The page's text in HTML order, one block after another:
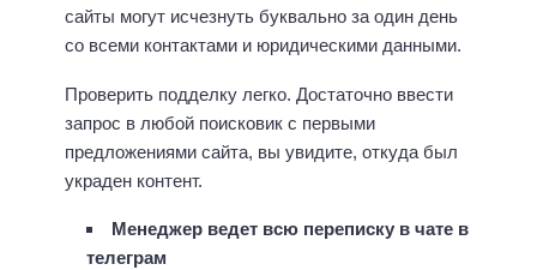
сайты могут исчезнуть буквально за один день
со всеми контактами и юридическими данными.
Проверить подделку легко. Достаточно ввести
запрос в любой поисковик с первыми
предложениями сайта, вы увидите, откуда был
украден контент.
Менеджер ведет всю переписку в чате в
телеграм